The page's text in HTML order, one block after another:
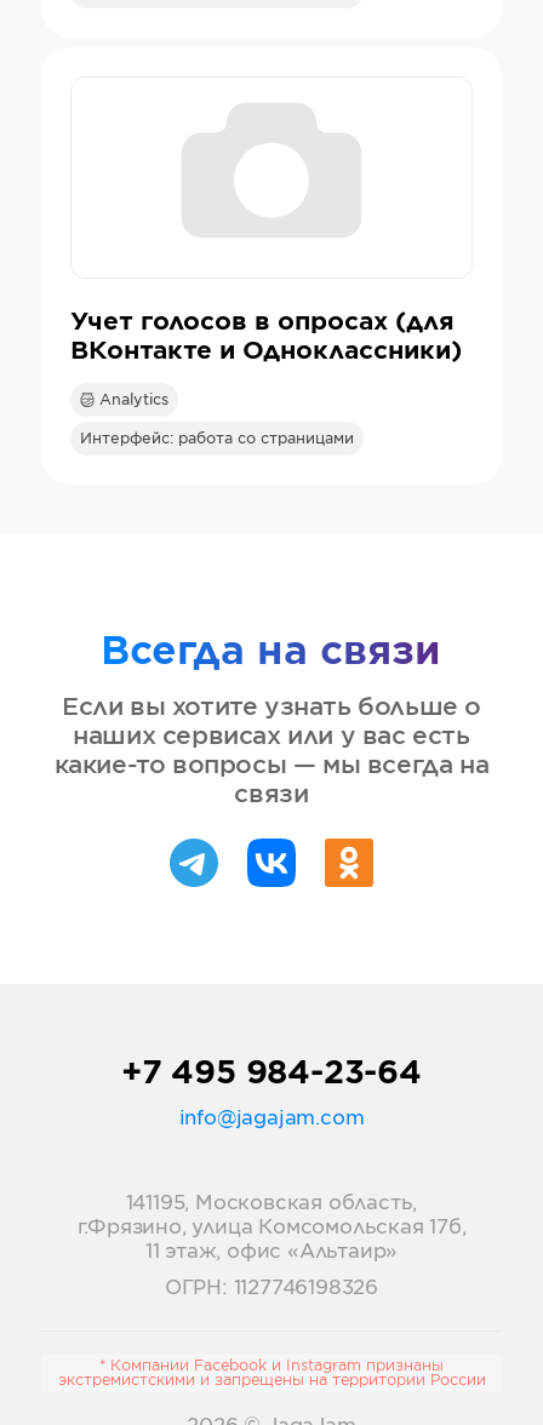
Учет голосов в опросах (для
ВКонтакте и Одноклассники)
Analytics
Интерфейс: работа со страницами
Всегда на связи
Если вы хотите узнать больше о
наших сервисах или у вас есть
какие-то вопросы — мы всегда на
связи
+7 495 984-23-64
info@jagajam.com
141195, Московская область,
г.Фрязино, улица Комсомольская 17б,
11 этаж, офис «Альтаир»
ОГРН: 1127746198326
* Компании Facebook и Instagram признаны
экстремистскими и запрещены на территории России